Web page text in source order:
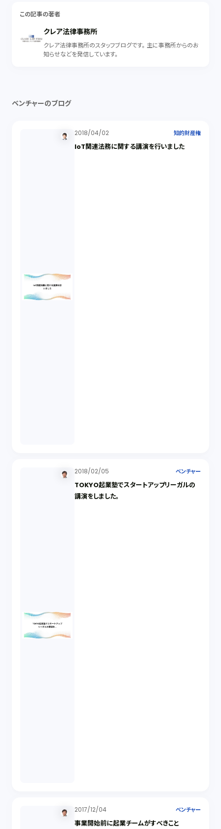
この記事の著者
クレア法律事務所
クレア法律事務所のスタッフブログです。 主に事務所からのお
知らせなどを発信しています。
ベンチャーのブログ
2018/04/02 知的財産権
IoT関連法務に関する講演を行いました
2018/02/05 ベンチャー
TOKYO起業塾でスタートアップリーガルの
講演をしました。
2017/12/04 ベンチャー
事業開始前に起業チームがすべきこと